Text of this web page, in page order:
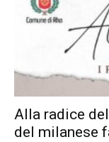
Alla radice
del milanese